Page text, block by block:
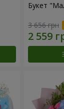
Букет
3 656 грн